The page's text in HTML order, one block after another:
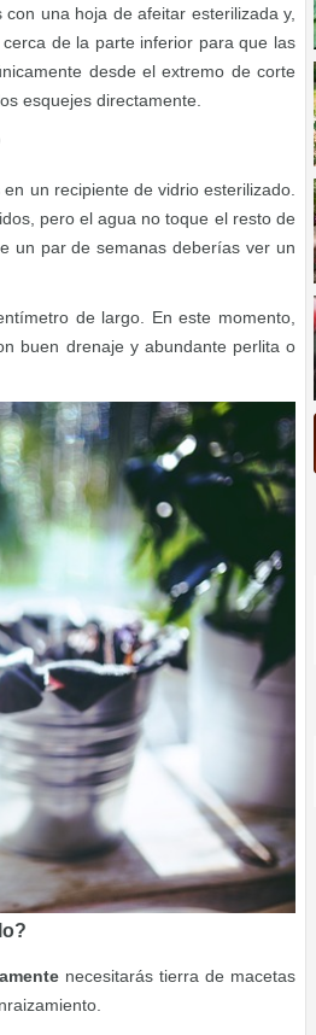
una hoja de afeitar esterilizada y,
de la parte inferior para que las
desde el extremo de corte
esquejes directamente.
un recipiente de vidrio esterilizado.
pero el agua no toque el resto de
un par de semanas deberías ver un
de largo. En este momento,
buen drenaje y abundante perlita o
necesitarás tierra de macetas